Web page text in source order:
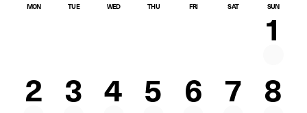
MON TUE WED THU FRI SAT SUN
1
2 3 4 5 6 7 8